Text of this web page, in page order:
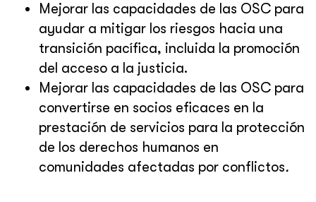
Mejorar las capacidades de las OSC para
ayudar a mitigar los riesgos hacia una
transición pacífica, incluida la promoción
del acceso a la justicia.
Mejorar las capacidades de las OSC para
convertirse en socios eficaces en la
prestación de servicios para la protección
de los derechos humanos en
comunidades afectadas por conflictos.